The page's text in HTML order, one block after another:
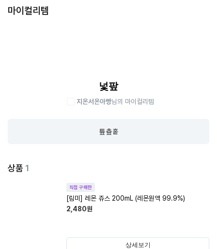
마이컬리템
넟팦
지온서온아빵님의 마이컬리템
튶츞홑
상품 1
직접 구매한
[림미] 레몬 쥬스 200mL (레몬원액 99.9%)
2,480원
상세보기